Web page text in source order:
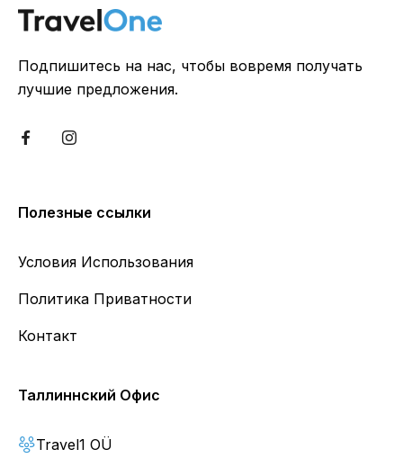
Подпишитесь на нас, чтобы вовремя получать
лучшие предложения.
Полезные ссылки
Условия Использования
Политика Приватности
Контакт
Таллиннский Офис
Travel1 OÜ